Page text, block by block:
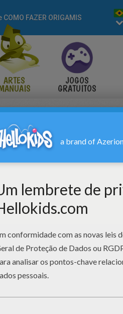
FAZER ORIGAMIS
ARTES JOGOS
GRATUITOS